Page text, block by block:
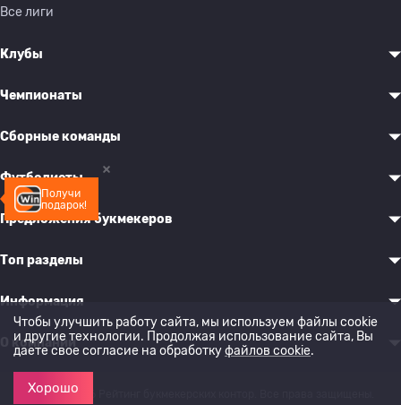
Получи
подарок!
Все лиги
Клубы
Чемпионаты
Сборные команды
Футболисты
Предложения букмекеров
Топ разделы
Информация
О компании
© 2022-2026 Рейтинг букмекерских контор. Все права защищены.
Чтобы улучшить работу сайта, мы используем файлы cookie
и другие технологии. Продолжая использование сайта, Вы
даете свое согласие на обработкуфайлов cookie.
Хорошо